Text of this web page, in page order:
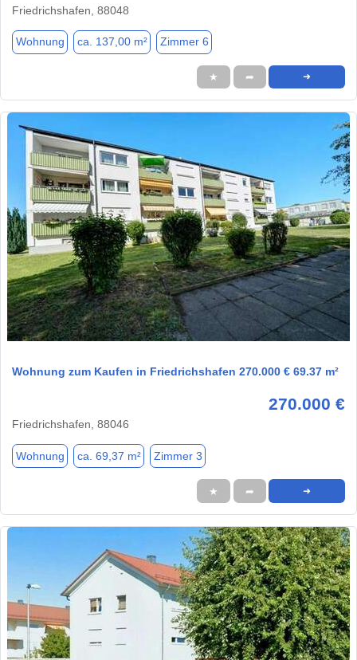
Friedrichshafen, 88048
Wohnung ca. 137,00 m² Zimmer 6
★ ➦ ➜
1 / 1
Wohnung zum Kaufen in Friedrichshafen 270.000 € 69.37 m²
270.000 €
Friedrichshafen, 88046
Wohnung ca. 69,37 m² Zimmer 3
★ ➦ ➜